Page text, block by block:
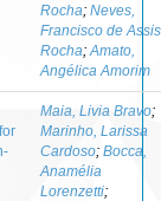
Rocha; Neves,
Francisco de Assis
Rocha; Amato,
Angélica Amorim
Maia, Livia Bravo;
Marinho, Larissa
Cardoso; Bocca,
Anamélia
Lorenzetti;